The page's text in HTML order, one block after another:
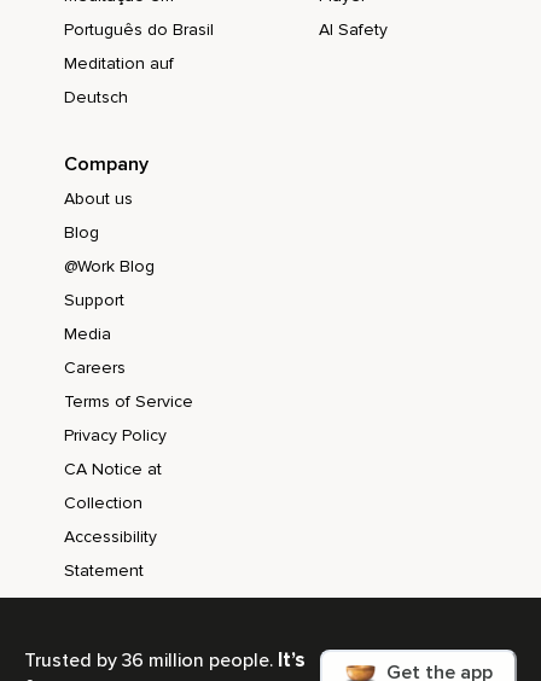
Trusted by 36 million people. It’s
Get the app
Português do Brasil
Meditation auf
Deutsch
AI Safety
Company
About us
Blog
@Work Blog
Support
Media
Careers
Terms of Service
Privacy Policy
CA Notice at
Collection
Accessibility
Statement